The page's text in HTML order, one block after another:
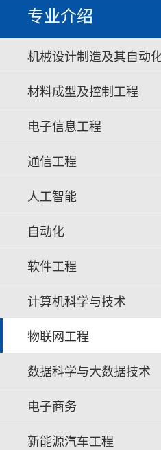
专业介绍
机械设计制造及其自动
材料成型及控制工程
电子信息工程
通信工程
人工智能
自动化
软件工程
计算机科学与技术
物联网工程
数据科学与大数据技术
电子商务
新能源汽车工程